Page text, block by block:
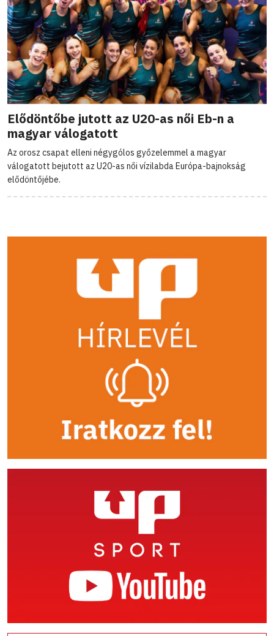
Elődöntőbe jutott az U20-as női Eb-n a
magyar válogatott
Az orosz csapat elleni négygólos győzelemmel a magyar
válogatott bejutott az U20-as női vízilabda Európa-bajnokság
elődöntőjébe.